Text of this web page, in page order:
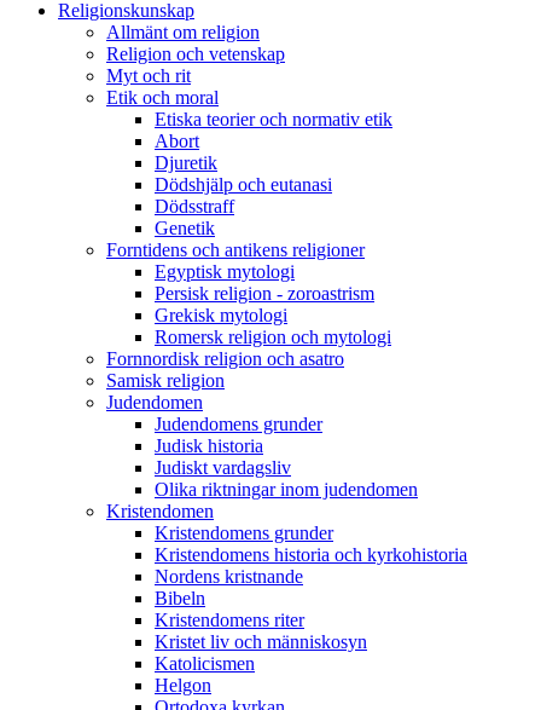
Religionskunskap
Allmänt om religion
Religion och vetenskap
Myt och rit
Etik och moral
Etiska teorier och normativ etik
Abort
Djuretik
Dödshjälp och eutanasi
Dödsstraff
Genetik
Forntidens och antikens religioner
Egyptisk mytologi
Persisk religion - zoroastrism
Grekisk mytologi
Romersk religion och mytologi
Fornnordisk religion och asatro
Samisk religion
Judendomen
Judendomens grunder
Judisk historia
Judiskt vardagsliv
Olika riktningar inom judendomen
Kristendomen
Kristendomens grunder
Kristendomens historia och kyrkohistoria
Nordens kristnande
Bibeln
Kristendomens riter
Kristet liv och människosyn
Katolicismen
Helgon